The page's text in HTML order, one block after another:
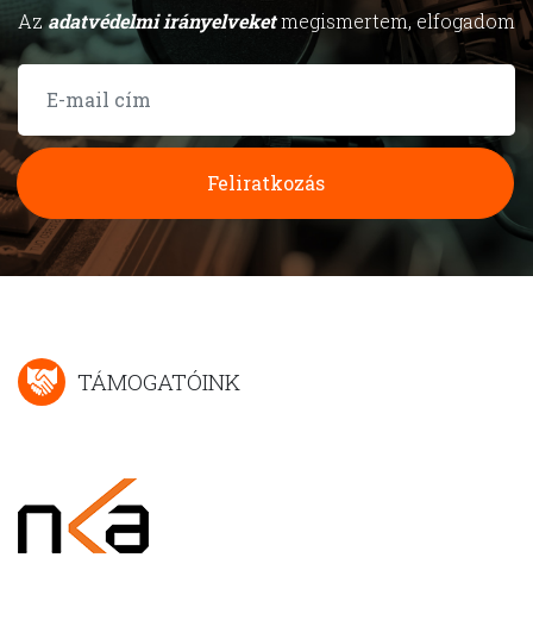
Azadatvédelmi irányelveketmegismertem, elfogadom
Feliratkozás
TÁMOGATÓINK